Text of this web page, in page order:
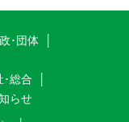
･団体
･総合
らせ